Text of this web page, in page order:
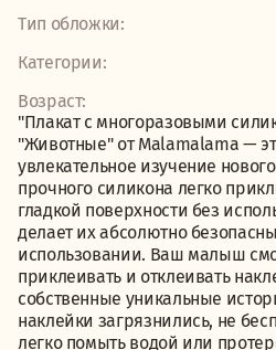
Тип обложки:
Категории:
Возраст:
"Плакат с многоразовыми
"Животные" от Malamalama —
увлекательное изучение
прочного силикона легко
гладкой поверхности без
делает их абсолютно
использовании. Ваш малыш
приклеивать и отклеивать
собственные уникальные
наклейки загрязнились, не
легко помыть водой или